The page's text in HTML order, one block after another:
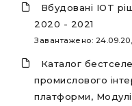
Вбудовані IOT
2020 - 2021
Завантажено: 24.09.20,
Каталог
промислового
платформи,